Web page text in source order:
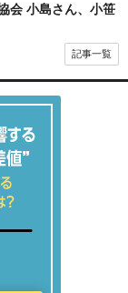
会 小島さん、小笹
記事一覧